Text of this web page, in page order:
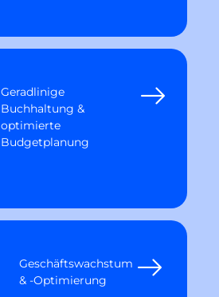
Geradlinige
Buchhaltung &
optimierte
Budgetplanung
Geschäftswachstum
& -Optimierung